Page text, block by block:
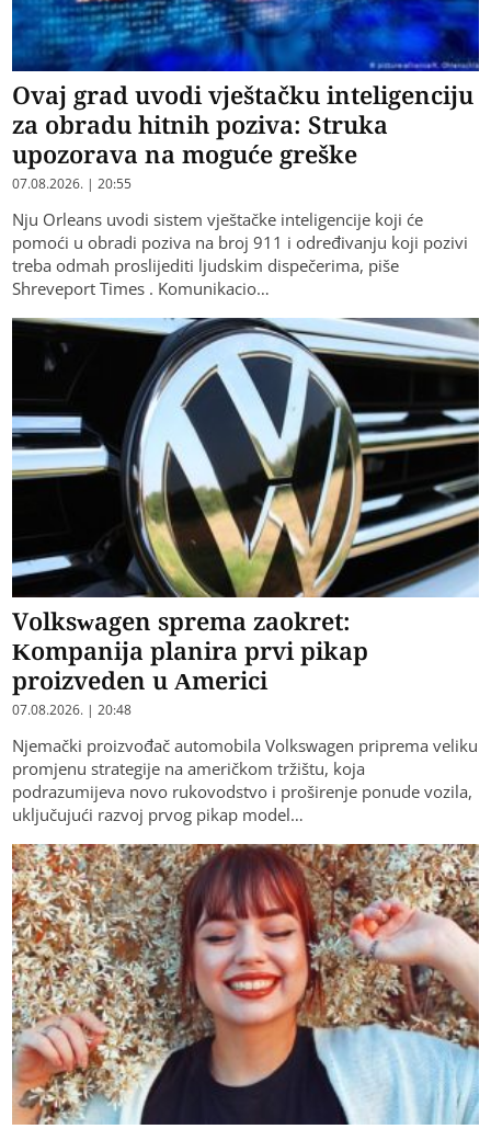
Ovaj grad uvodi vještačku inteligenciju
za obradu hitnih poziva: Struka
upozorava na moguće greške
07.08.2026. | 20:55
Nju Orleans uvodi sistem vještačke inteligencije koji će
pomoći u obradi poziva na broj 911 i određivanju koji pozivi
treba odmah proslijediti ljudskim dispečerima, piše
Shreveport Times . Komunikacio…
Volkswagen sprema zaokret:
Kompanija planira prvi pikap
proizveden u Americi
07.08.2026. | 20:48
Njemački proizvođač automobila Volkswagen priprema veliku
promjenu strategije na američkom tržištu, koja
podrazumijeva novo rukovodstvo i proširenje ponude vozila,
uključujući razvoj prvog pikap model…